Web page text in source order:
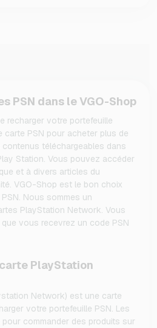
PSN dans le VGO-Shop
recharger votre portefeuille
carte PSN pour acheter plus de
téléchargeables dans
Station. Vous pouvez accéder
et à divers articles du
VGO-Shop est le bon choix
Nous sommes un
PlayStation Network. Vous
vous recevrez un code PSN
PlayStation
Network) est une carte
votre portefeuille PSN. Les
commander des produits sur